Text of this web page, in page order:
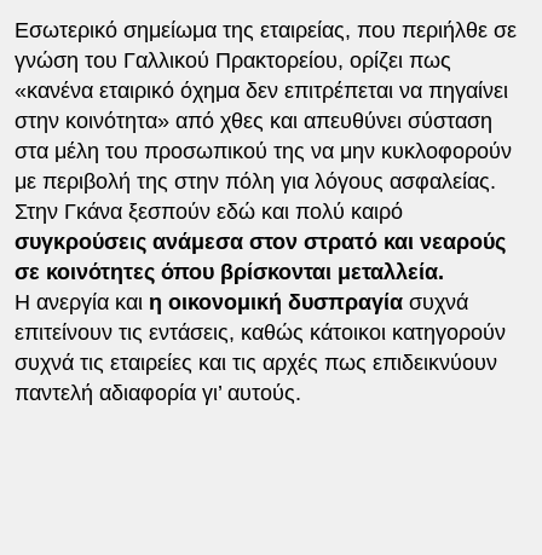
Εσωτερικό σημείωμα της εταιρείας, που περιήλθε σε
γνώση του Γαλλικού Πρακτορείου, ορίζει πως
«κανένα εταιρικό όχημα δεν επιτρέπεται να πηγαίνει
στην κοινότητα» από χθες και απευθύνει σύσταση
στα μέλη του προσωπικού της να μην κυκλοφορούν
με περιβολή της στην πόλη για λόγους ασφαλείας.
Στην Γκάνα ξεσπούν εδώ και πολύ καιρό
συγκρούσεις ανάμεσα στον στρατό και νεαρούς
σε κοινότητες όπου βρίσκονται μεταλλεία.
Η ανεργία και η οικονομική δυσπραγίασυχνά
επιτείνουν τις εντάσεις, καθώς κάτοικοι κατηγορούν
συχνά τις εταιρείες και τις αρχές πως επιδεικνύουν
παντελή αδιαφορία γι’ αυτούς.